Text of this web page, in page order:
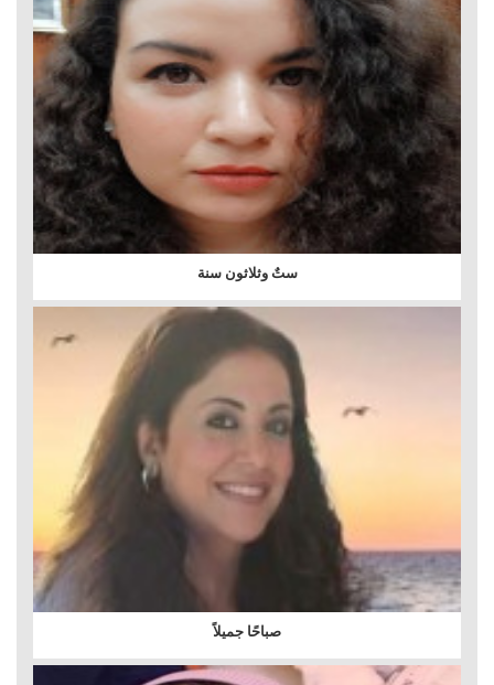
ستٌ وثلاثون سنة
صباحًا جميلاً